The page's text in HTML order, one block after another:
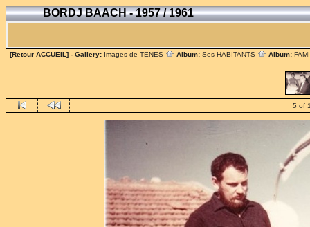
BORDJ BAACH - 1957 / 1961
[Retour ACCUEIL] - Gallery: Images de TENES Album: Ses HABITANTS Album:
5 of